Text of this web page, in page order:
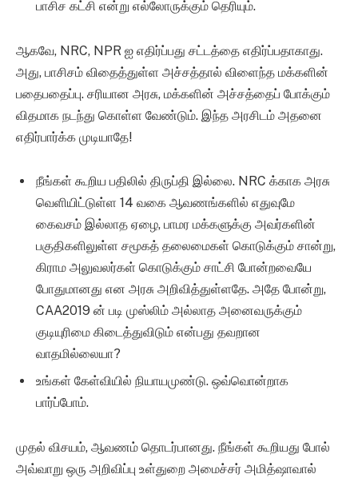
பாசிச கட்சி என்று எல்லோருக்கும் தெரியும்.
ஆகவே, NRC, NPR ஐ எதிர்ப்பது சட்டத்தை எதிர்ப்பதாகாது.
அது, பாசிசம் விதைத்துள்ள அச்சத்தால் விளைந்த மக்களின்
பதைபதைப்பு. சரியான அரசு, மக்களின் அச்சத்தைப் போக்கும்
விதமாக நடந்து கொள்ள வேண்டும். இந்த அரசிடம் அதனை
எதிர்பார்க்க முடியாதே!
நீங்கள் கூறிய பதிலில் திருப்தி இல்லை. NRC க்காக அரசு
வெளியிட்டுள்ள 14 வகை ஆவணங்களில் எதுவுமே
கைவசம் இல்லாத ஏழை, பாமர மக்களுக்கு அவர்களின்
பகுதிகளிலுள்ள சமூகத் தலைமைகள் கொடுக்கும் சான்று,
கிராம அலுவலர்கள் கொடுக்கும் சாட்சி போன்றவையே
போதுமானது என அரசு அறிவித்துள்ளதே. அதே போன்று,
CAA2019 ன் படி முஸ்லிம் அல்லாத அனைவருக்கும்
குடியுரிமை கிடைத்துவிடும் என்பது தவறான
வாதமில்லையா?
உங்கள் கேள்வியில் நியாயமுண்டு. ஒவ்வொன்றாக
பார்ப்போம்.
முதல் விசயம், ஆவணம் தொடர்பானது. நீங்கள் கூறியது போல்
அவ்வாறு ஒரு அறிவிப்பு உள்துறை அமைச்சர் அமித்ஷாவால்